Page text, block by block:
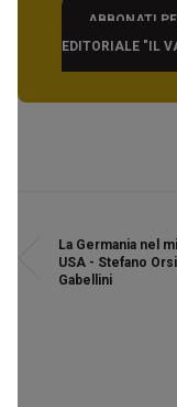
ABBONATI
EDITORIALE "IL
La Germania nel
USA - Stefano
Gabellini